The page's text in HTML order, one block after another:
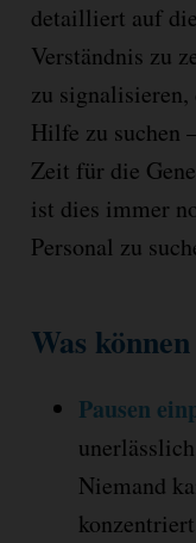
detailliert auf
Verständnis zu
zu
Hilfe zu suchen
Zeit für die
ist dies immer
Personal zu
Was
Pausen
Niemand